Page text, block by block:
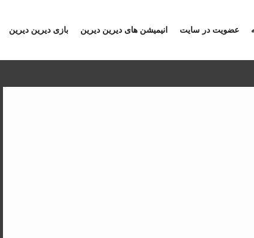
عضویت در سایت انیمیشن های دیرین دیرین بازی دیرین دیرین